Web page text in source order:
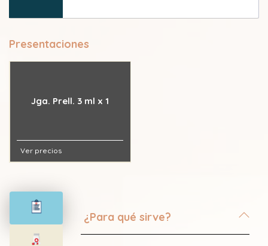
Presentaciones
Jga. Prell. 3 ml x 1
Ver precios
¿Para qué sirve?